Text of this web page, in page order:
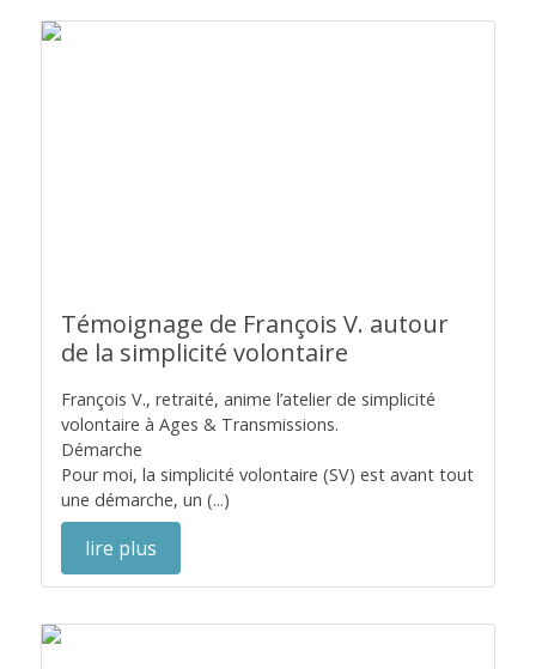
Témoignage de François V. autour
de la simplicité volontaire
François V., retraité, anime l’atelier de simplicité
volontaire à Ages & Transmissions.
Démarche
Pour moi, la simplicité volontaire (SV) est avant tout
une démarche, un (...)
lire plus